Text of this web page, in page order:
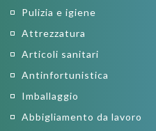
Pulizia e igiene
Attrezzatura
Articoli sanitari
Antinfortunistica
Imballaggio
Abbigliamento da lavoro